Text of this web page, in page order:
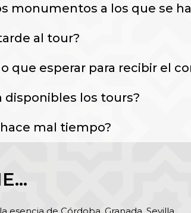
monumentos a los que se
al tour?
que esperar para recibir el
disponibles los tours?
mal tiempo?
esencia de Córdoba, Granada, Sevilla